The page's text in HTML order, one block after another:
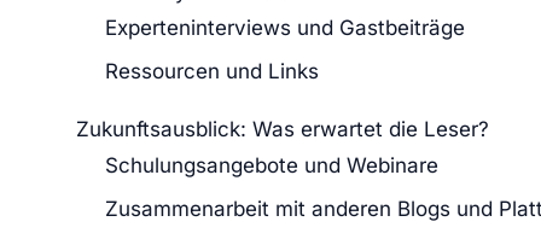
Experteninterviews und Gastbeiträge
Ressourcen und Links
Zukunftsausblick: Was erwartet die Leser?
Schulungsangebote und Webinare
Zusammenarbeit mit anderen Blogs und